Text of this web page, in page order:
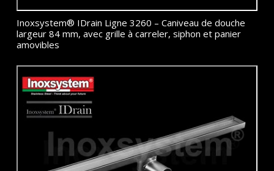
Inoxsystem® IDrain Ligne 3260 – Caniveau de douche
largeur 84 mm, avec grille à carreler, siphon et panier
amovibles